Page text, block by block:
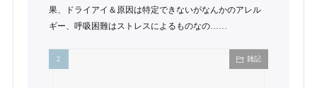
果、ドライアイ＆原因は特定できないがなんかのアレル
ギー、呼吸困難はストレスによるものなの……
雑記